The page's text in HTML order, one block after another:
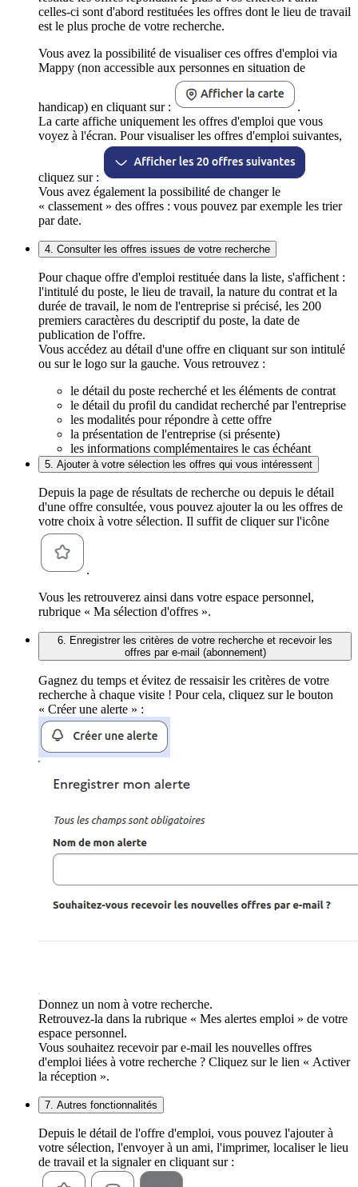
celles-ci sont d'abord restituées les offres dont le lieu de travail
est le plus proche de votre recherche.
Vous avez la possibilité de visualiser ces offres d'emploi via
Mappy (non accessible aux personnes en situation de
handicap) en cliquant sur :
.
La carte affiche uniquement les offres d'emploi que vous
voyez à l'écran. Pour visualiser les offres d'emploi suivantes,
cliquez sur :
Vous avez également la possibilité de changer le
« classement » des offres : vous pouvez par exemple les trier
par date.
4. Consulter les offres issues de votre recherche
Pour chaque offre d'emploi restituée dans la liste, s'affichent :
l'intitulé du poste, le lieu de travail, la nature du contrat et la
durée de travail, le nom de l'entreprise si précisé, les 200
premiers caractères du descriptif du poste, la date de
publication de l'offre.
Vous accédez au détail d'une offre en cliquant sur son intitulé
ou sur le logo sur la gauche. Vous retrouvez :
le détail du poste recherché et les éléments de contrat
le détail du profil du candidat recherché par l'entreprise
les modalités pour répondre à cette offre
la présentation de l'entreprise (si présente)
les informations complémentaires le cas échéant
5. Ajouter à votre sélection les offres qui vous intéressent
Depuis la page de résultats de recherche ou depuis le détail
d'une offre consultée, vous pouvez ajouter la ou les offres de
votre choix à votre sélection. Il suffit de cliquer sur l'icône
.
Vous les retrouverez ainsi dans votre espace personnel,
rubrique « Ma sélection d'offres ».
6. Enregistrer les critères de votre recherche et recevoir les
offres par e-mail (abonnement)
Gagnez du temps et évitez de ressaisir les critères de votre
recherche à chaque visite ! Pour cela, cliquez sur le bouton
« Créer une alerte » :
Donnez un nom à votre recherche.
Retrouvez-la dans la rubrique « Mes alertes emploi » de votre
espace personnel.
Vous souhaitez recevoir par e-mail les nouvelles offres
d'emploi liées à votre recherche ? Cliquez sur le lien « Activer
la réception ».
7. Autres fonctionnalités
Depuis le détail de l'offre d'emploi, vous pouvez l'ajouter à
votre sélection, l'envoyer à un ami, l'imprimer, localiser le lieu
de travail et la signaler en cliquant sur :